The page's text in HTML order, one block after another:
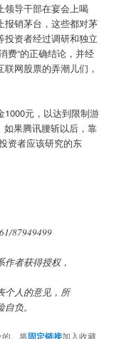
领导干部在宴会上喝
报销茅台，这些都对茅
投资者经过调研和独立
费“的正确结论，并经
网股票的弄潮儿们，
1000元，以达到限制游
如果腾讯腰斩以后，靠
资者应该研究的东
87949499
者获得授权，
个人的意见，所
负。
。将固定链接加入收藏